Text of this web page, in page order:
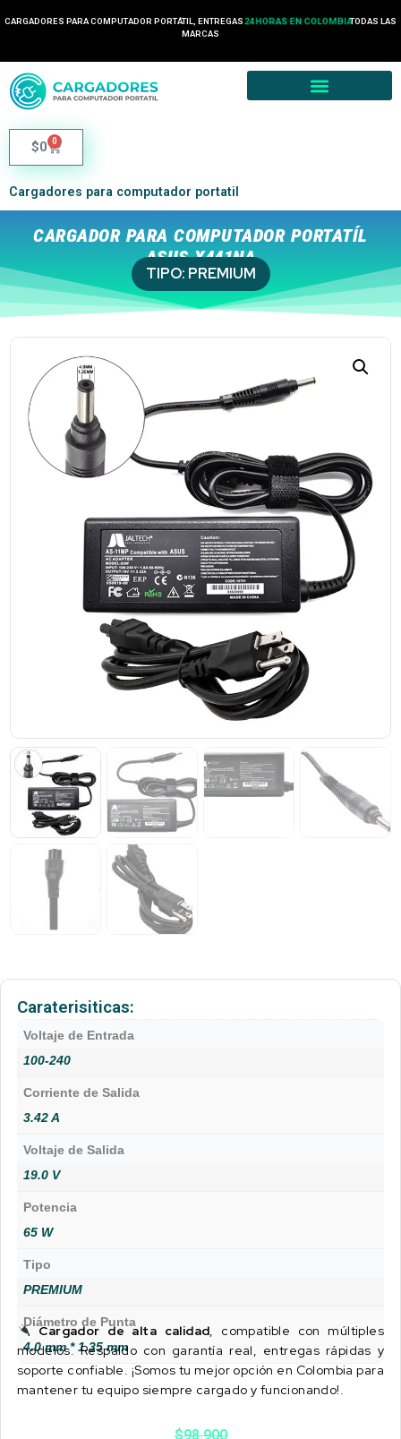
CARGADORES PARA COMPUTADOR PORTÁTIL, ENTREGAS 24 HORAS EN COLOMBIATODAS LAS
MARCAS
$0 0
Cargadores para computador portatil
CARGADOR PARA COMPUTADOR PORTATÍL
ASUS X441NA
TIPO: PREMIUM
Caraterisiticas:
Voltaje de Entrada
100-240
Corriente de Salida
3.42 A
Voltaje de Salida
19.0 V
Potencia
65 W
Tipo
PREMIUM
Diámetro de Punta
4.0 mm * 1.35 mm
Cargador de alta calidad, compatible con múltiples
modelos. Respaldo con garantía real, entregas rápidas y
soporte confiable. ¡Somos tu mejor opción en Colombia para
mantener tu equipo siempre cargado y funcionando!.
$98.900